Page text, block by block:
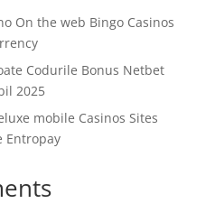
On the web Bingo Casinos
Codurile Bonus Netbet
2025
mobile Casinos Sites
Entropay